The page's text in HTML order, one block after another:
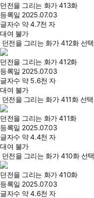
던전을 그리는 화가 413화
등록일 2025.07.03
글자수 약 4.7천 자
대여 불가
던전을 그리는 화가 412화 선택
던전을 그리는 화가 412화
등록일 2025.07.03
글자수 약 5.6천 자
대여 불가
던전을 그리는 화가 411화 선택
던전을 그리는 화가 411화
등록일 2025.07.03
글자수 약 4.4천 자
대여 불가
던전을 그리는 화가 410화 선택
던전을 그리는 화가 410화
등록일 2025.07.03
글자수 약 4.6천 자